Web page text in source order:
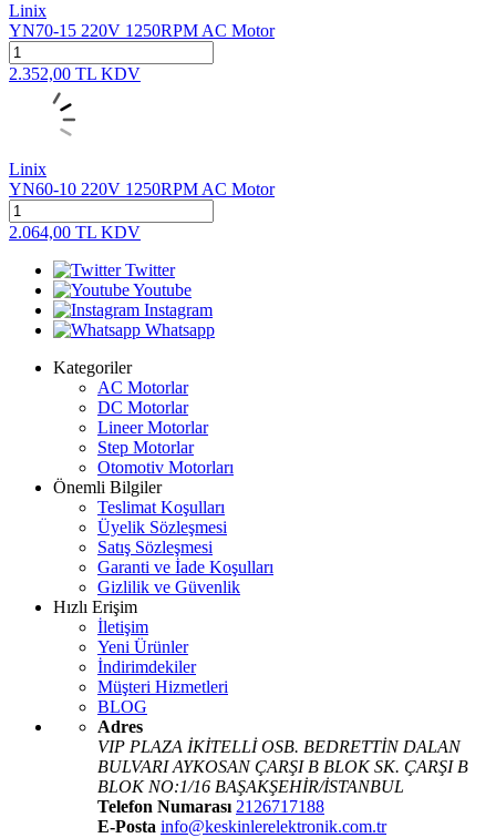
Linix
YN70-15 220V 1250RPM AC Motor
2.352,00 TL KDV
Linix
YN60-10 220V 1250RPM AC Motor
2.064,00 TL KDV
Twitter
Youtube
Instagram
Whatsapp
Kategoriler
AC Motorlar
DC Motorlar
Lineer Motorlar
Step Motorlar
Otomotiv Motorları
Önemli Bilgiler
Teslimat Koşulları
Üyelik Sözleşmesi
Satış Sözleşmesi
Garanti ve İade Koşulları
Gizlilik ve Güvenlik
Hızlı Erişim
İletişim
Yeni Ürünler
İndirimdekiler
Müşteri Hizmetleri
BLOG
Adres
VIP PLAZA İKİTELLİ OSB. BEDRETTİN DALAN
BULVARI AYKOSAN ÇARŞI B BLOK SK. ÇARŞI B
BLOK NO:1/16 BAŞAKŞEHİR/İSTANBUL
Telefon Numarası 2126717188
E-Posta info@keskinlerelektronik.com.tr